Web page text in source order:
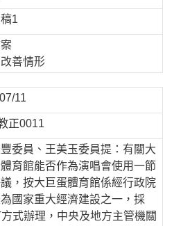
1
善情形
11
正0011
委員、王美玉委員提：有關大
育館能否作為演唱會使用一節
，按大巨蛋體育館係經行政院
國家重大經濟建設之一，採
方式辦理，中央及地方主管機關